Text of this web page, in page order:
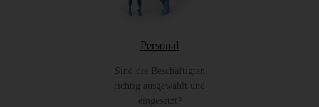
Personal
Sind die Beschäftigten
richtig ausgewählt und
eingesetzt?